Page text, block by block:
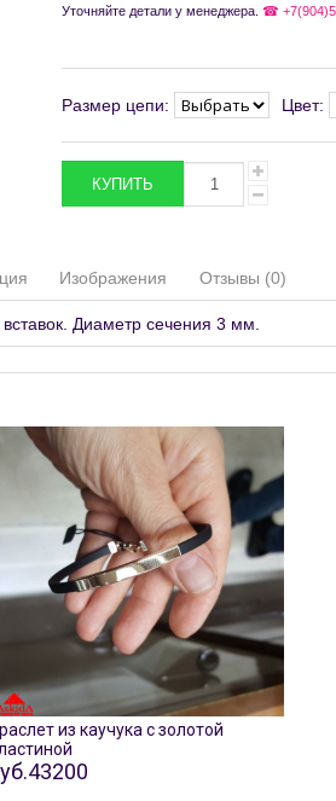
Уточняйте детали у менеджера. ☎
Размер цепи: Цвет:
Диаметр сечения 3 мм.
Изображения Отзывы (0)
из каучука с золотой